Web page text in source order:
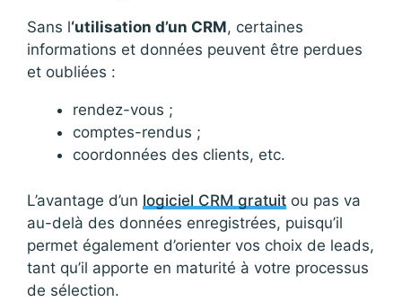
Sans l‘utilisation d’un CRM, certaines
informations et données peuvent être perdues
et oubliées :
rendez-vous ;
comptes-rendus ;
coordonnées des clients, etc.
L’avantage d’un logiciel CRM gratuit ou pas va
au-delà des données enregistrées, puisqu’il
permet également d’orienter vos choix de leads,
tant qu’il apporte en maturité à votre processus
de sélection.